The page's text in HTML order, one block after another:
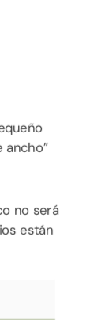
ancho”
no será
están